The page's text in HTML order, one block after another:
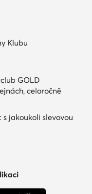
Klubu
GOLD
celoročně
jakoukoli slevovou